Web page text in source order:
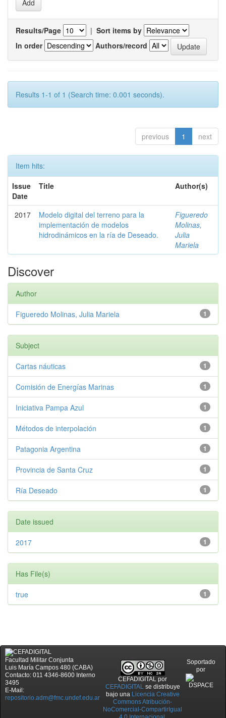
Results/Page | Sort items by
In order
Authors/record
Results 1-1 of 1 (Search time: 0.001 seconds).
previous 1 next
Item hits:
Issue
Date
Title Author(s)
2017
Modelo digital del terreno para la
implementación de modelos
hidrodinámicos en la ría de Deseado.
Figueredo
Molinas,
Julia
Mariela
Discover
Author
1
Figueredo Molinas, Julia Mariela
Subject
1
Cartas náuticas
1
Comisión de Energías Marinas
1
Iniciativa Pampa Azul
1
Métodos de interpolación
1
Patagonia Argentina
1
Provincia de Santa Cruz
1
Ría Deseado
Date issued
1
2017
Has File(s)
1
true
Facultad Militar Conjunta
Luis María Campos 480 (CABA)
Contacto: 011 4346-8600 Interno
3495
E-Mail:
repositorio.adm@fmc.undef.edu.ar
CEFADIGITAL por
CEFADIGITALse distribuye
bajo una Licencia Creative
Commons Atribución-
NoComercial-CompartirIgual
Soportado
por